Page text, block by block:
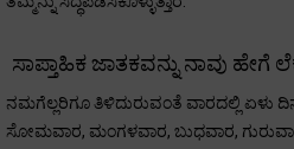
ಸಾಪ್ತಾಹಿಕ ಜಾತಕವನ್ನು ನಾವು ಹೇಗೆ
ನಮಗೆಲ್ಲರಿಗೂ ತಿಳಿದುರುವಂತೆ ವಾರದಲ್ಲಿ ಏಳು
ಸೋಮವಾರ, ಮಂಗಳವಾರ, ಬುಧವಾರ,